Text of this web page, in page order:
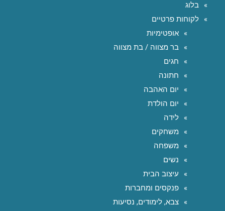
בלוג
לקוחות פרטיים
אופטימיות
בר מצווה / בת מצווה
חגים
חתונה
יום האהבה
יום הולדת
לידה
משחקים
משפחה
נשים
עיצוב הבית
פנקסים ומחברות
צבא, לימודים, נסיעות